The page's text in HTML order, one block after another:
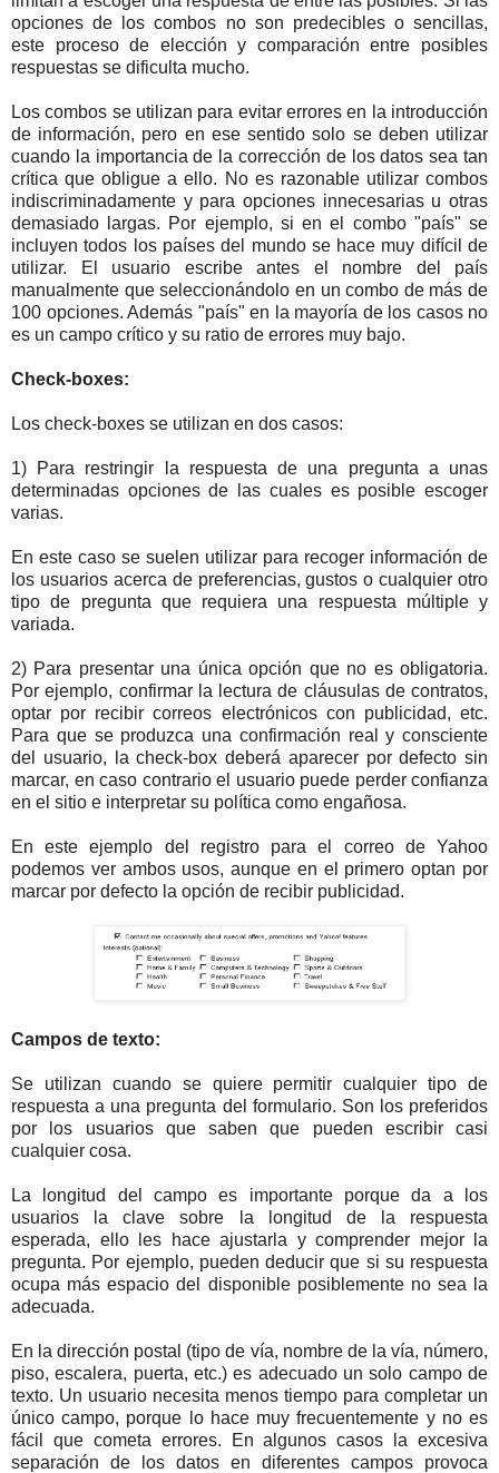
opciones de los combos no son predecibles o sencillas,
este proceso de elección y comparación entre posibles
respuestas se dificulta mucho.
Los combos se utilizan para evitar errores en la introducción
de información, pero en ese sentido solo se deben utilizar
cuando la importancia de la corrección de los datos sea tan
crítica que obligue a ello. No es razonable utilizar combos
indiscriminadamente y para opciones innecesarias u otras
demasiado largas. Por ejemplo, si en el combo "país" se
incluyen todos los países del mundo se hace muy difícil de
utilizar. El usuario escribe antes el nombre del país
manualmente que seleccionándolo en un combo de más de
100 opciones. Además "país" en la mayoría de los casos no
es un campo crítico y su ratio de errores muy bajo.
Check-boxes:
Los check-boxes se utilizan en dos casos:
1) Para restringir la respuesta de una pregunta a unas
determinadas opciones de las cuales es posible escoger
varias.
En este caso se suelen utilizar para recoger información de
los usuarios acerca de preferencias, gustos o cualquier otro
tipo de pregunta que requiera una respuesta múltiple y
variada.
2) Para presentar una única opción que no es obligatoria.
Por ejemplo, confirmar la lectura de cláusulas de contratos,
optar por recibir correos electrónicos con publicidad, etc.
Para que se produzca una confirmación real y consciente
del usuario, la check-box deberá aparecer por defecto sin
marcar, en caso contrario el usuario puede perder confianza
en el sitio e interpretar su política como engañosa.
En este ejemplo del registro para el correo de Yahoo
podemos ver ambos usos, aunque en el primero optan por
marcar por defecto la opción de recibir publicidad.
Campos de texto:
Se utilizan cuando se quiere permitir cualquier tipo de
respuesta a una pregunta del formulario. Son los preferidos
por los usuarios que saben que pueden escribir casi
cualquier cosa.
La longitud del campo es importante porque da a los
usuarios la clave sobre la longitud de la respuesta
esperada, ello les hace ajustarla y comprender mejor la
pregunta. Por ejemplo, pueden deducir que si su respuesta
ocupa más espacio del disponible posiblemente no sea la
adecuada.
En la dirección postal (tipo de vía, nombre de la vía, número,
piso, escalera, puerta, etc.) es adecuado un solo campo de
texto. Un usuario necesita menos tiempo para completar un
único campo, porque lo hace muy frecuentemente y no es
fácil que cometa errores. En algunos casos la excesiva
separación de los datos en diferentes campos provoca